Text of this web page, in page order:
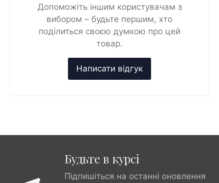
Допоможіть іншим користувачам з
вибором – будьте першим, хто
поділиться своєю думкою про цей
товар.
Будьте в курсі
Підпишіться на останні оновлення